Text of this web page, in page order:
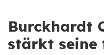
Burckhardt
stärkt seine